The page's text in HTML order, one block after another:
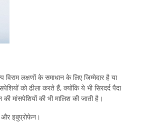
लक्षणों के समाधान के लिए जिम्मेदार है या
को ढीला करते हैं, क्योंकि ये भी सिरदर्द पैदा
मांसपेशियों की भी मालिश की जाती है।
और इबुप्रोफेन।